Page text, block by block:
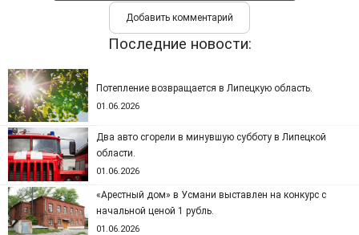
Последние новости:
Потепление возвращается в Липецкую область.
01.06.2026
Два авто сгорели в минувшую субботу в Липецкой
области.
01.06.2026
«Арестный дом» в Усмани выставлен на конкурс с
начальной ценой 1 рубль.
01.06.2026